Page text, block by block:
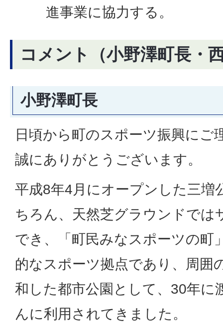
進事業に協力する。
コメント（小野澤町長・
小野澤町長
日頃から町のスポーツ振興にご
誠にありがとうございます。
平成8年4月にオープンした三増
ちろん、天然芝グラウンドでは
でき、「町民みなスポーツの町
的なスポーツ拠点であり、周囲
和した都市公園として、30年に
んに利用されてきました。